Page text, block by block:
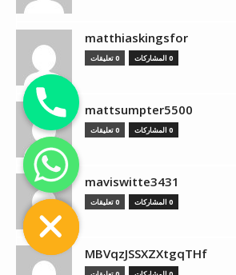
matthiaskingsfor
0 المشاركات 0 تعليقات
mattsumpter5500
0 المشاركات 0 تعليقات
maviswitte3431
0 المشاركات 0 تعليقات
MBVqzJSSXZXtgqTHf
Hide
chaty